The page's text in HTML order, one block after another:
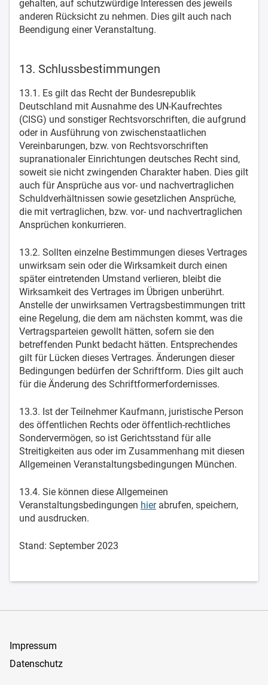
gehalten, auf schutzwürdige Interessen des jeweils
anderen Rücksicht zu nehmen. Dies gilt auch nach
Beendigung einer Veranstaltung.
13. Schlussbestimmungen
13.1. Es gilt das Recht der Bundesrepublik
Deutschland mit Ausnahme des UN-Kaufrechtes
(CISG) und sonstiger Rechtsvorschriften, die aufgrund
oder in Ausführung von zwischenstaatlichen
Vereinbarungen, bzw. von Rechtsvorschriften
supranationaler Einrichtungen deutsches Recht sind,
soweit sie nicht zwingenden Charakter haben. Dies gilt
auch für Ansprüche aus vor- und nachvertraglichen
Schuldverhältnissen sowie gesetzlichen Ansprüche,
die mit vertraglichen, bzw. vor- und nachvertraglichen
Ansprüchen konkurrieren.
13.2. Sollten einzelne Bestimmungen dieses Vertrages
unwirksam sein oder die Wirksamkeit durch einen
später eintretenden Umstand verlieren, bleibt die
Wirksamkeit des Vertrages im Übrigen unberührt.
Anstelle der unwirksamen Vertragsbestimmungen tritt
eine Regelung, die dem am nächsten kommt, was die
Vertragsparteien gewollt hätten, sofern sie den
betreffenden Punkt bedacht hätten. Entsprechendes
gilt für Lücken dieses Vertrages. Änderungen dieser
Bedingungen bedürfen der Schriftform. Dies gilt auch
für die Änderung des Schriftformerfordernisses.
13.3. Ist der Teilnehmer Kaufmann, juristische Person
des öffentlichen Rechts oder öffentlich-rechtliches
Sondervermögen, so ist Gerichtsstand für alle
Streitigkeiten aus oder im Zusammenhang mit diesen
Allgemeinen Veranstaltungsbedingungen München.
13.4. Sie können diese Allgemeinen
Veranstaltungsbedingungen hierabrufen, speichern,
und ausdrucken.
Stand: September 2023
Impressum
Datenschutz